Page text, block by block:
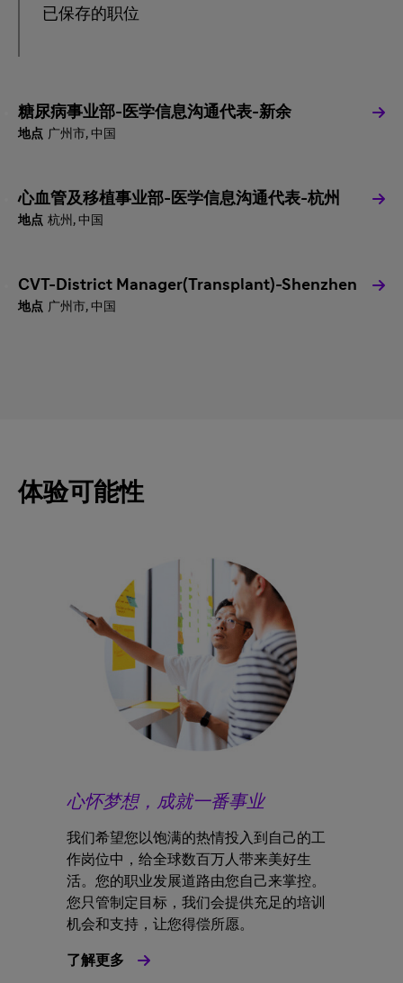
已保存的职位
糖尿病事业部-医学信息沟通代表-新余
广州市, 中国
心血管及移植事业部-医学信息沟通代表-杭州
杭州, 中国
CVT-District Manager(Transplant)-Shenzhen
广州市, 中国
体验可能性
心怀梦想，成就一番事业
我们希望您以饱满的热情投入到自己的工
作岗位中，给全球数百万人带来美好生
活。您的职业发展道路由您自己来掌控。
您只管制定目标，我们会提供充足的培训
机会和支持，让您得偿所愿。
了解更多